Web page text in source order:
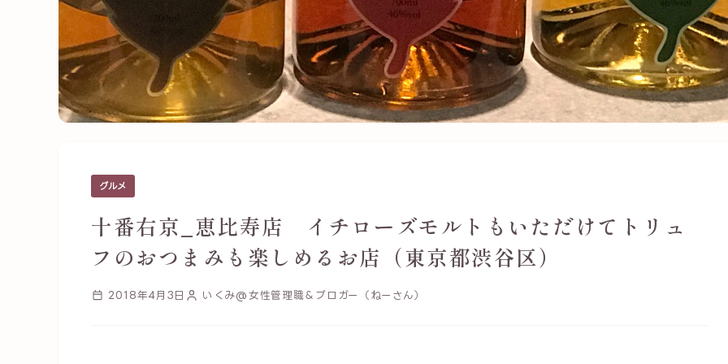
グルメ
十番右京_恵比寿店 イチローズモルトもいただけてトリュ
フのおつまみも楽しめるお店（東京都渋谷区）
2018年4月3日 いくみ@女性管理職＆ブロガー（ねーさん）